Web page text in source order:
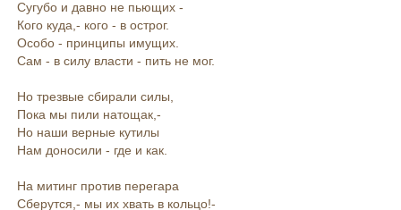
Сугубо и давно не пьющих -
Кого куда,- кого - в острог.
Особо - принципы имущих.
Сам - в силу власти - пить не мог.
Но трезвые сбирали силы,
Пока мы пили натощак,-
Но наши верные кутилы
Нам доносили - где и как.
На митинг против перегара
Сберутся,- мы их хвать в кольцо!-